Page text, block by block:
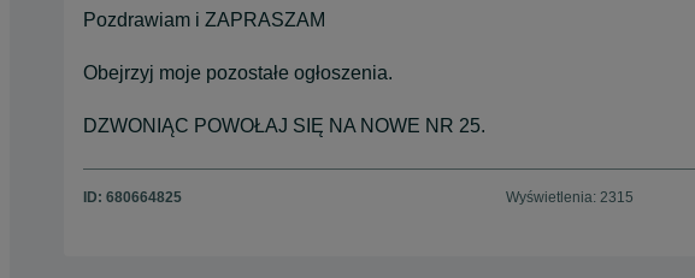
Pozdrawiam i ZAPRASZAM
Obejrzyj moje pozostałe ogłoszenia.
DZWONIĄC POWOŁAJ SIĘ NA NOWE NR 25.
ID: 680664825 Wyświetlenia: 2315